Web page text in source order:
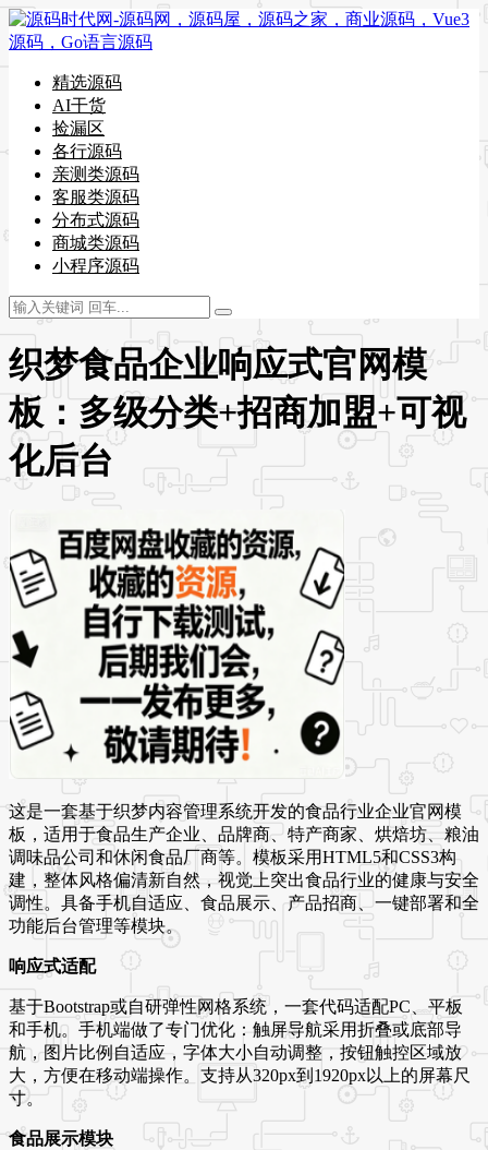
精选源码
AI干货
捡漏区
各行源码
亲测类源码
客服类源码
分布式源码
商城类源码
小程序源码
织梦食品企业响应式官网模
板：多级分类+招商加盟+可视
化后台
这是一套基于织梦内容管理系统开发的食品行业企业官网模
板，适用于食品生产企业、品牌商、特产商家、烘焙坊、粮油
调味品公司和休闲食品厂商等。模板采用HTML5和CSS3构
建，整体风格偏清新自然，视觉上突出食品行业的健康与安全
调性。具备手机自适应、食品展示、产品招商、一键部署和全
功能后台管理等模块。
响应式适配
基于Bootstrap或自研弹性网格系统，一套代码适配PC、平板
和手机。手机端做了专门优化：触屏导航采用折叠或底部导
航，图片比例自适应，字体大小自动调整，按钮触控区域放
大，方便在移动端操作。支持从320px到1920px以上的屏幕尺
寸。
食品展示模块